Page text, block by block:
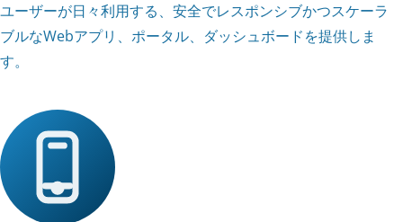
ユーザーが日々利用する、安全でレスポンシブかつスケーラ
ブルなWebアプリ、ポータル、ダッシュボードを提供しま
す。